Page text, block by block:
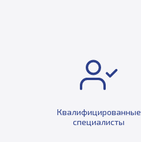
Квалифицированные
специалисты